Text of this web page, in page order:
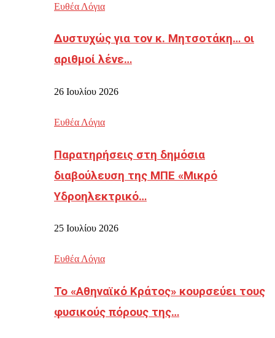
Ευθέα Λόγια
Δυστυχώς για τον κ. Μητσοτάκη… οι
αριθμοί λένε…
26 Ιουλίου 2026
Ευθέα Λόγια
Παρατηρήσεις στη δημόσια
διαβούλευση της ΜΠΕ «Μικρό
Υδροηλεκτρικό…
25 Ιουλίου 2026
Ευθέα Λόγια
Το «Αθηναϊκό Κράτος» κουρσεύει τους
φυσικούς πόρους της…